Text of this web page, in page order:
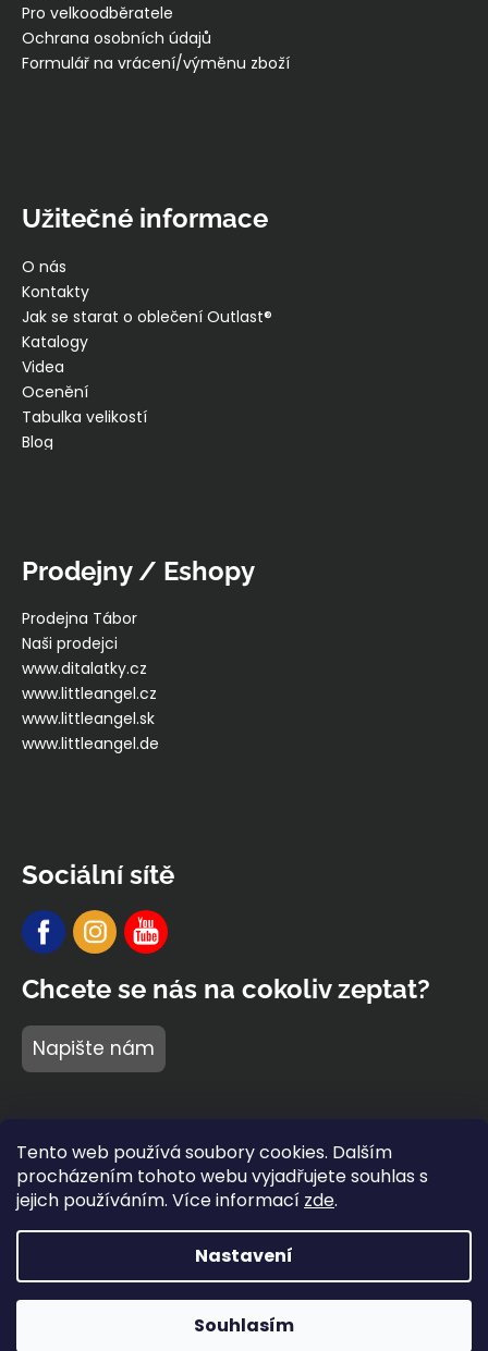
Tento web používá soubory cookies. Dalším
procházením tohoto webu vyjadřujete souhlas s
jejich používáním. Více informací zde.
Nastavení
Souhlasím
Pro velkoodběratele
Ochrana osobních údajů
Formulář na vrácení/výměnu zboží
Užitečné informace
O nás
Kontakty
Jak se starat o oblečení Outlast®
Katalogy
Videa
Ocenění
Tabulka velikostí
Blog
Prodejny / Eshopy
Prodejna Tábor
Naši prodejci
www.ditalatky.cz
www.littleangel.cz
www.littleangel.sk
www.littleangel.de
Sociální sítě
Chcete se nás na cokoliv zeptat?
Napište nám
Vytvořil Shoptet Premium
BARIDI wear®. Všechna práva vyhrazena.